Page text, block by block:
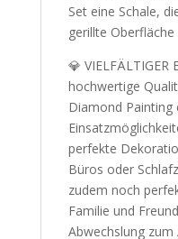
Set eine Schale,
gerillte
💎 VIELFÄLTIGER
hochwertige
Diamond Painting
perfekte
Büros oder
zudem noch
Familie und
Abwechslung